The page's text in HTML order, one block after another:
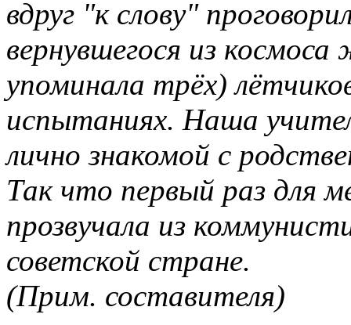
вдруг "к слову"
вернувшегося из
упоминала трёх)
испытаниях. Наша
лично знакомой с
Так что первый раз для
прозвучала из
советской стране.
(Прим. составителя)